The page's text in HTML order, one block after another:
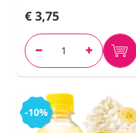
€ 3,75
-10%